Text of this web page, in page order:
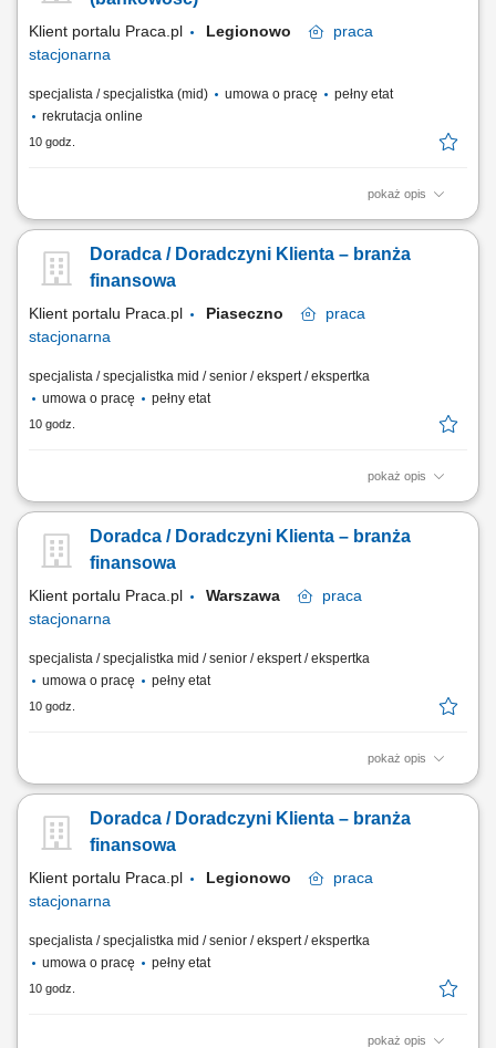
Klient portalu Praca.pl Legionowo
praca
stacjonarna
specjalista / specjalistka (mid) umowa o pracę
pełny etat
rekrutacja online
10 godz.
pokaż opis
obsługa klientów; utrzymywanie dobrych relacji z klientami; realizacja
firm;
Doradca / Doradczyni Klienta – branża
finansowa
Klient portalu Praca.pl Piaseczno
praca
stacjonarna
specjalista / specjalistka mid / senior / ekspert / ekspertka
umowa o pracę
pełny etat
10 godz.
pokaż opis
Aktywne pozyskiwanie klientów i budowanie z nimi długofalowych
odpowiednich rozwiązań finansowych. Sprzedaż produktów
bankowych, w tym funduszy inwestycyjnych. Operacyjna obsługa
Doradca / Doradczyni Klienta – branża
finansowa
Klient portalu Praca.pl Warszawa
praca
stacjonarna
specjalista / specjalistka mid / senior / ekspert / ekspertka
umowa o pracę
pełny etat
10 godz.
pokaż opis
Aktywne pozyskiwanie klientów i budowanie z nimi długofalowych
odpowiednich rozwiązań finansowych. Sprzedaż produktów
bankowych, w tym funduszy inwestycyjnych. Operacyjna obsługa
Doradca / Doradczyni Klienta – branża
finansowa
Klient portalu Praca.pl Legionowo
praca
stacjonarna
specjalista / specjalistka mid / senior / ekspert / ekspertka
umowa o pracę
pełny etat
10 godz.
pokaż opis